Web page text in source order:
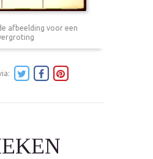
afbeelding voor een